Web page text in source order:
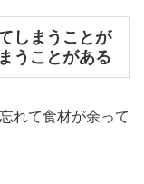
しまうことが
うことがある
れて食材が余って